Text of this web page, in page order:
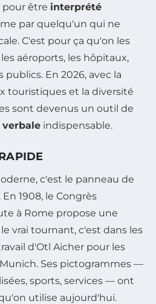
pour être interprété
par quelqu'un qui ne
C'est pour ça qu'on les
aéroports, les hôpitaux,
publics. En 2026, avec la
touristiques et la diversité
sont devenus un outil de
indispensable.
c'est le panneau de
1908, le Congrès
à Rome propose une
vrai tournant, c'est dans les
d'Otl Aicher pour les
Ses pictogrammes —
sports, services — ont
utilise aujourd'hui.